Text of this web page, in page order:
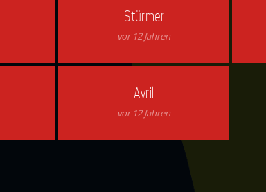
Stürmer
vor 12 Jahren
Avril
vor 12 Jahren